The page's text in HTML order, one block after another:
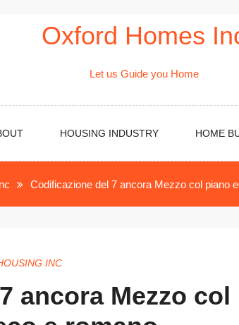
Oxford Homes
Let us Guide you Home
HOUSING INDUSTRY HOME
Codificazione del 7 ancora Mezzo col piano
INC
ancora Mezzo col